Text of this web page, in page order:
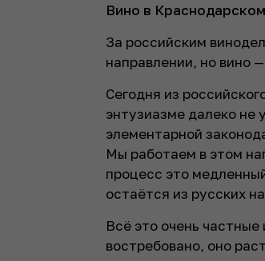
Вино в
За российским
направлении, но вино
Сегодня из
энтузиазме далеко не
элементарной
Мы работаем в этом
процесс это
остаётся из русских
Всё это очень
востребовано, оно